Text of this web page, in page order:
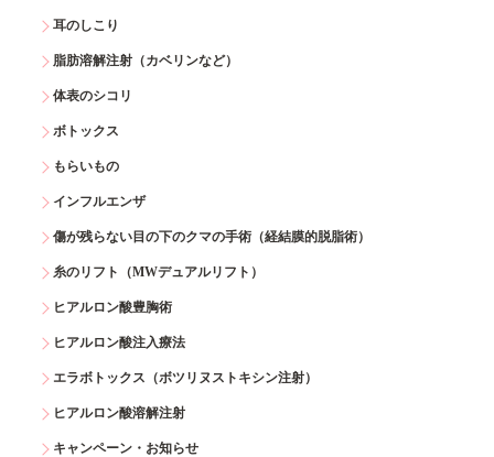
耳のしこり
脂肪溶解注射（カベリンなど）
体表のシコリ
ボトックス
もらいもの
インフルエンザ
傷が残らない目の下のクマの手術（経結膜的脱脂術）
糸のリフト（MWデュアルリフト）
ヒアルロン酸豊胸術
ヒアルロン酸注入療法
エラボトックス（ボツリヌストキシン注射）
ヒアルロン酸溶解注射
キャンペーン・お知らせ